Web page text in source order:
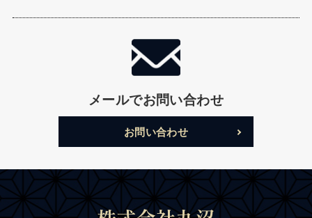
メールでお問い合わせ
お問い合わせ